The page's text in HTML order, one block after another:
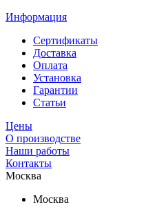
Информация
Сертификаты
Доставка
Оплата
Установка
Гарантии
Статьи
Цены
О производстве
Наши работы
Контакты
Москва
Москва